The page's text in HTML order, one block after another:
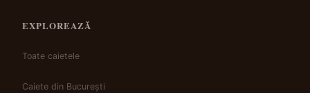
EXPLOREAZĂ
Toate caietele
Caiete din București